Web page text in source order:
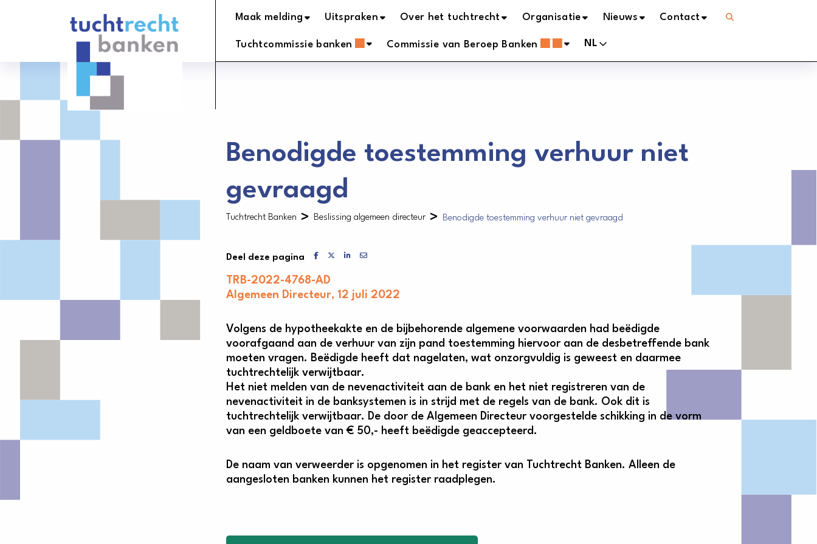
logo
Maak melding Uitspraken Over het tuchtrecht Organisatie Nieuws Contact
Tuchtcommissie banken Commissie van Beroep Banken NL
Benodigde toestemming verhuur niet
gevraagd
Tuchtrecht Banken > Beslissing algemeen directeur > Benodigde toestemming verhuur niet gevraagd
Deel deze pagina Delen via Facebook
Delen via X
Delen via LinkedIn
TRB-2022-4768-AD
Algemeen Directeur, 12 juli 2022
Volgens de hypotheekakte en de bijbehorende algemene voorwaarden had beëdigde
voorafgaand aan de verhuur van zijn pand toestemming hiervoor aan de desbetreffende bank
moeten vragen. Beëdigde heeft dat nagelaten, wat onzorgvuldig is geweest en daarmee
tuchtrechtelijk verwijtbaar.
Het niet melden van de nevenactiviteit aan de bank en het niet registreren van de
nevenactiviteit in de banksystemen is in strijd met de regels van de bank. Ook dit is
tuchtrechtelijk verwijtbaar. De door de Algemeen Directeur voorgestelde schikking in de vorm
van een geldboete van € 50,- heeft beëdigde geaccepteerd.
De naam van verweerder is opgenomen in het register van Tuchtrecht Banken. Alleen de
aangesloten banken kunnen het register raadplegen.